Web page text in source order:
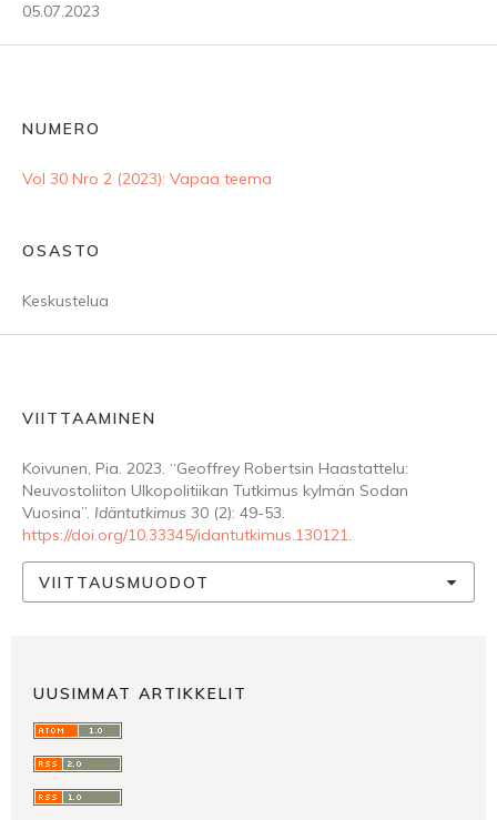
05.07.2023
NUMERO
Vol 30 Nro 2 (2023): Vapaa teema
OSASTO
Keskustelua
VIITTAAMINEN
Koivunen, Pia. 2023. “Geoffrey Robertsin Haastattelu:
Neuvostoliiton Ulkopolitiikan Tutkimus kylmän Sodan
Vuosina”. Idäntutkimus 30 (2): 49-53.
https://doi.org/10.33345/idantutkimus.130121.
VIITTAUSMUODOT
UUSIMMAT ARTIKKELIT